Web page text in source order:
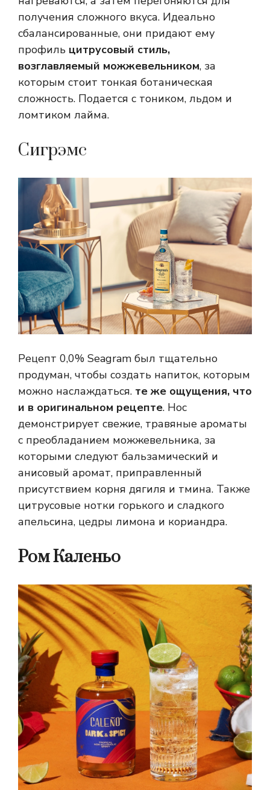
получения сложного вкуса. Идеально
сбалансированные, они придают ему
профиль цитрусовый стиль,
возглавляемый можжевельником, за
которым стоит тонкая ботаническая
сложность. Подается с тоником, льдом и
ломтиком лайма.
Сигрэмс
Рецепт 0,0% Seagram был тщательно
продуман, чтобы создать напиток, которым
можно наслаждаться. те же ощущения, что
и в оригинальном рецепте. Нос
демонстрирует свежие, травяные ароматы
с преобладанием можжевельника, за
которыми следуют бальзамический и
анисовый аромат, приправленный
присутствием корня дягиля и тмина. Также
цитрусовые нотки горького и сладкого
апельсина, цедры лимона и кориандра.
Ром Каленьо